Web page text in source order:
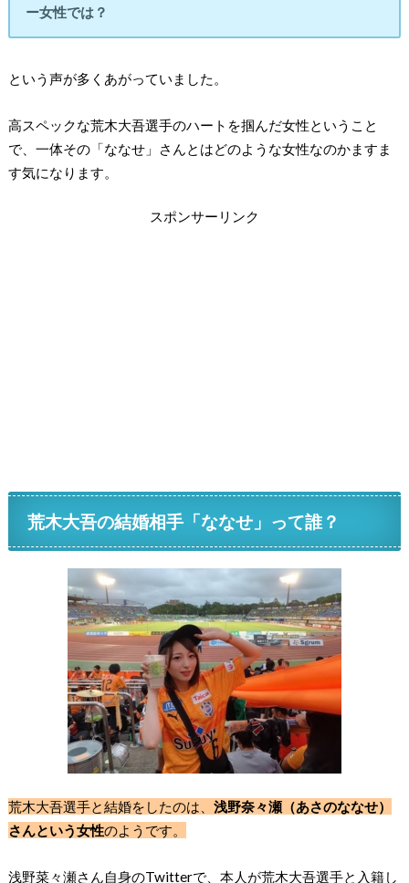
ー女性では？
という声が多くあがっていました。
高スペックな荒木大吾選手のハートを掴んだ女性ということ
で、一体その「ななせ」さんとはどのような女性なのかますま
す気になります。
スポンサーリンク
荒木大吾の結婚相手「ななせ」って誰？
荒木大吾選手と結婚をしたのは、 浅野奈々瀬（あさのななせ）
さんという女性のようです。
浅野菜々瀬さん自身のTwitterで、本人が荒木大吾選手と入籍し